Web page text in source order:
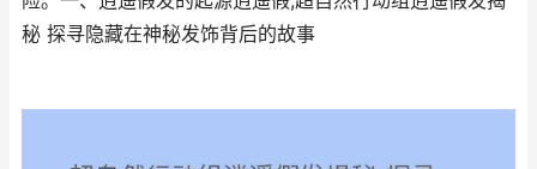
秘 探寻隐藏在神秘发饰背后的故事